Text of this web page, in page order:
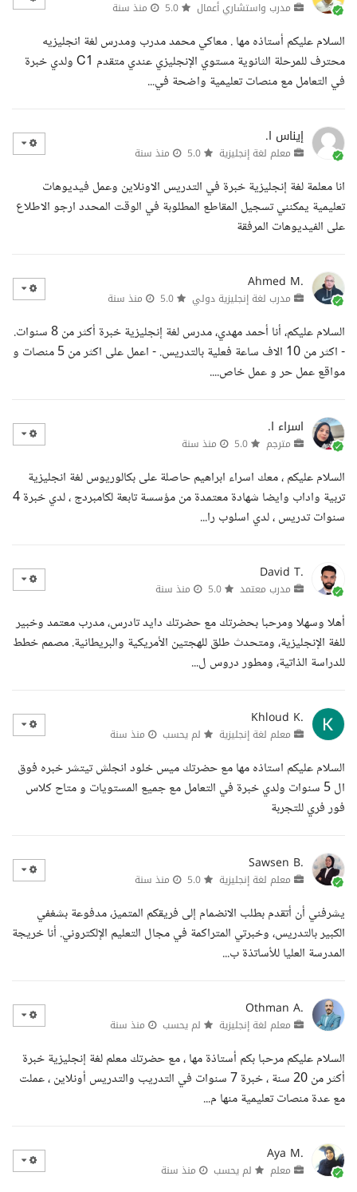
مدرب واستشاري أعمال منذ سنة
السلام عليكم أستاذه مها . معاكي محمد مدرب ومدرس لغة انجليزيه
محترف للمرحلة الثانوية مستوي الإنجليزي عندي متقدم C1 ولدي خبرة
في التعامل مع منصات تعليمية واضحة في...
إيناس ا.
معلم لغة إنجليزية منذ سنة
انا معلمة لغة إنجليزية خبرة في التدريس الاونلاين وعمل فيديوهات
تعليمية يمكنني تسجيل المقاطع المطلوبة في الوقت المحدد ارجو الاطلاع
على الفيديوهات المرفقة
Ahmed M.
مدرب لغة إنجليزية دولي منذ سنة
السلام عليكم، أنا أحمد مهدي، مدرس لغة إنجليزية خبرة أكثر من 8 سنوات.
- اكثر من 10 الاف ساعة فعلية بالتدريس. - اعمل على اكثر من 5 منصات و
مواقع عمل حر و عمل خاص....
اسراء ا.
مترجم منذ سنة
السلام عليكم ، معك اسراء ابراهيم حاصلة على بكالوريوس لغة انجليزية
تربية واداب وايضا شهادة معتمدة من مؤسسة تابعة لكامبردج ، لدي خبرة 4
سنوات تدريس ، لدي اسلوب را...
David T.
مدرب معتمد منذ سنة
أهلا وسهلا ومرحبا بحضرتك مع حضرتك دايد تادرس، مدرب معتمد وخبير
للغة الإنجليزية، ومتحدث طلق للهجتين الأمريكية والبريطانية. مصمم خطط
للدراسة الذاتية، ومطور دروس ل...
Khloud K.
معلم لغة إنجليزية لم يحسب منذ سنة
السلام عليكم استاذه مها مع حضرتك ميس خلود انجلش تيتشر خبره فوق
ال 5 سنوات ولدي خبرة في التعامل مع جميع المستويات و متاح كلاس
فور فري للتجربة
Sawsen B.
معلم لغة إنجليزية منذ سنة
يشرفني أن أتقدم بطلب الانضمام إلى فريقكم المتميز، مدفوعة بشغفي
الكبير بالتدريس، وخبرتي المتراكمة في مجال التعليم الإلكتروني. أنا خريجة
المدرسة العليا للأساتذة ب...
Othman A.
معلم لغة إنجليزية لم يحسب منذ سنة
السلام عليكم مرحبا بكم أستاذة مها ، مع حضرتك معلم لغة إنجليزية خبرة
أكثر من 20 سنة ، خبرة 7 سنوات في التدريب والتدريس أونلاين ، عملت
مع عدة منصات تعليمية منها م...
Aya M.
معلم لم يحسب منذ سنة